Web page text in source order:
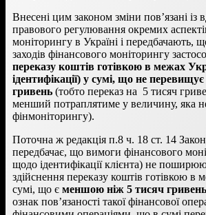
Внесені цим законом зміни пов’язані із
правового регулювання окремих
моніторингу в Україні і передбачають,
заходів фінансового моніторингу
переказу коштів готівкою в межах
ідентифікації) у сумі, що не
гривень (тобто переказ на 5 тисяч
менший потраплятиме у величину, яка
фінмоніторингу).
Поточна ж редакція п.8 ч. 18 ст. 14
передбачає, що вимоги фінансового
щодо ідентифікації клієнта) не
здійснення переказу коштів готівкою в
сумі, що є меншою ніж 5 тисяч гривень
ознак пов’язаності такої фінансової